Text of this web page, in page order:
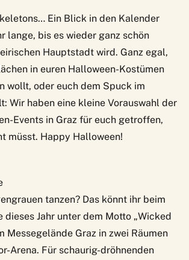
Ein Blick in den Kalender
lange, bis es wieder ganz schön
Hauptstadt wird. Ganz egal,
in euren Halloween-Kostümen
wollt, oder euch dem Spuck im
Wir haben eine kleine Vorauswahl der
Events in Graz für euch getroffen,
müsst. Happy Halloween!
tanzen? Das könnt ihr beim
dieses Jahr unter dem Motto „Wicked
Messegelände Graz in zwei Räumen
Arena. Für schaurig-dröhnenden